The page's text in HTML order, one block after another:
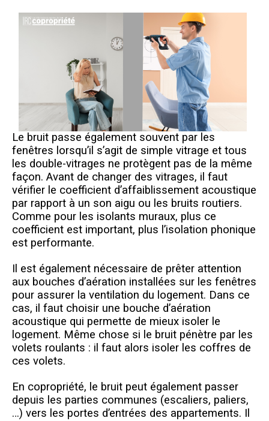
Le bruit passe également souvent par les
fenêtres lorsqu’il s’agit de simple vitrage et tous
les double-vitrages ne protègent pas de la même
façon. Avant de changer des vitrages, il faut
vérifier le coefficient d’affaiblissement acoustique
par rapport à un son aigu ou les bruits routiers.
Comme pour les isolants muraux, plus ce
coefficient est important, plus l’isolation phonique
est performante.
Il est également nécessaire de prêter attention
aux bouches d’aération installées sur les fenêtres
pour assurer la ventilation du logement. Dans ce
cas, il faut choisir une bouche d’aération
acoustique qui permette de mieux isoler le
logement. Même chose si le bruit pénètre par les
volets roulants : il faut alors isoler les coffres de
ces volets.
En copropriété, le bruit peut également passer
depuis les parties communes (escaliers, paliers,
…) vers les portes d’entrées des appartements. Il